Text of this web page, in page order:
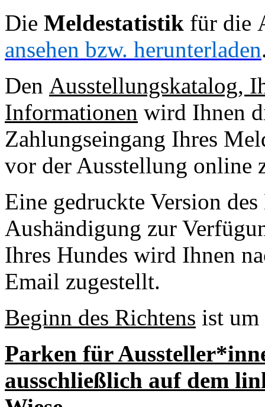
Die Meldestatistik für die
ansehen bzw. herunterladen
Den Ausstellungskatalog,
Informationen wird Ihnen
Zahlungseingang Ihres
vor der Ausstellung online
Eine gedruckte Version
Aushändigung zur
Ihres Hundes wird Ihnen
Email zugestellt.
Beginn des Richtens ist
Parken für
ausschließlich auf dem